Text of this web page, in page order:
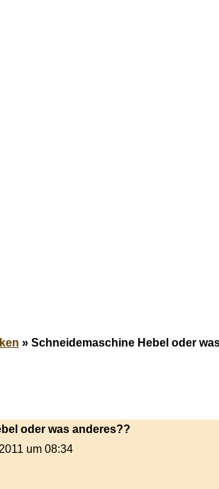
» Schneidemaschine Hebel oder
oder was anderes??
um 08:34